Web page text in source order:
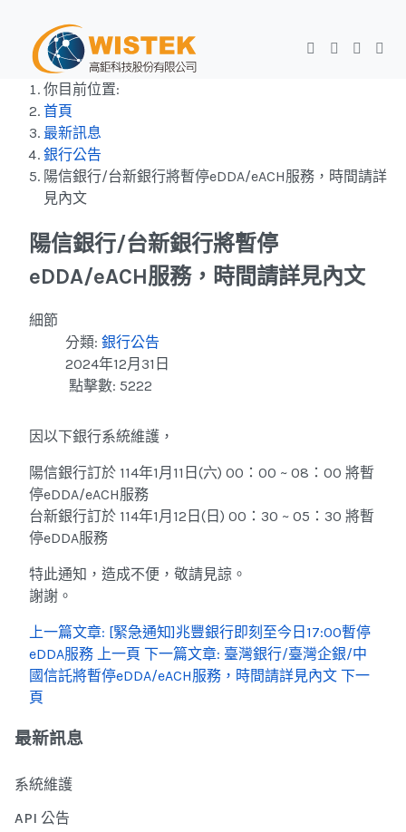
你目前位置:
首頁
最新訊息
銀行公告
陽信銀行/台新銀行將暫停eDDA/eACH服務，時間請詳
見內文
陽信銀行/台新銀行將暫停
eDDA/eACH服務，時間請詳見內文
細節
分類: 銀行公告
2024年12月31日
點擊數: 5222
因以下銀行系統維護，
陽信銀行訂於 114年1月11日(六) 00：00 ~ 08：00 將暫
停eDDA/eACH服務
台新銀行訂於 114年1月12日(日) 00：30 ~ 05：30 將暫
停eDDA服務
特此通知，造成不便，敬請見諒。
謝謝。
上一篇文章: [緊急通知]兆豐銀行即刻至今日17:00暫停
eDDA服務 上一頁 下一篇文章: 臺灣銀行/臺灣企銀/中
國信託將暫停eDDA/eACH服務，時間請詳見內文 下一
頁
最新訊息
系統維護
API 公告